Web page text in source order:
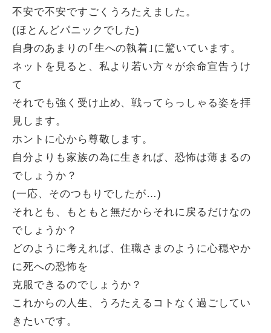
不安で不安ですごくうろたえました。
(ほとんどパニックでした)
自身のあまりの｢生への執着｣に驚いています。
ネットを見ると、私より若い方々が余命宣告うけ
て
それでも強く受け止め、戦ってらっしゃる姿を拝
見します。
ホントに心から尊敬します。
自分よりも家族の為に生きれば、恐怖は薄まるの
でしょうか？
(一応、そのつもりでしたが…)
それとも、もともと無だからそれに戻るだけなの
でしょうか？
どのように考えれば、住職さまのように心穏やか
に死への恐怖を
克服できるのでしょうか？
これからの人生、うろたえるコトなく過ごしてい
きたいです。